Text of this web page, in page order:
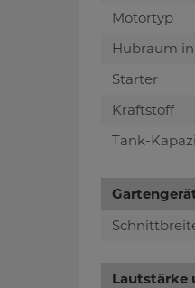
Motortyp
Hubraum
Starter
Kraftstoff
Tank-
Lautstärke